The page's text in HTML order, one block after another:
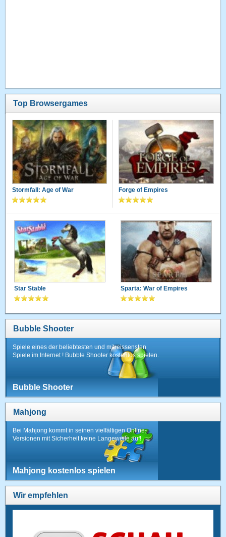
Top Browsergames
Stormfall: Age of War Forge of Empires
Star Stable Sparta: War of Empires
Bubble Shooter
Spiele eines der beliebtesten und mitreissensten
Spiele im Internet ! Bubble Shooter kostenlos spielen.
Bubble Shooter
Mahjong
Bei Mahjong kommt in seinen vielfältigen Online-
Versionen mit Sicherheit keine Langeweile auf!
Mahjong kostenlos spielen
Wir empfehlen